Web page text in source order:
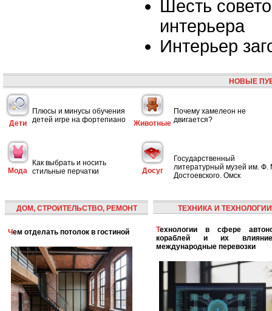
Шесть
интерьера
Интерьер
НОВЫЕ
Дети
Плюсы и минусы обучения
детей игре на фортепиано
Животные
Почему хамелеон не
двигается?
Мода
Как выбрать и носить
стильные перчатки
Досуг
Государственный
литературный музей им. Ф.
Достоевского. Омск
ДОМ, СТРОИТЕЛЬСТВО, РЕМОНТ
Чем отделать потолок в гостиной
ТЕХНИКА И ТЕХНОЛОГИИ
Технологии в сфере автономных
кораблей и их
международные перевозки